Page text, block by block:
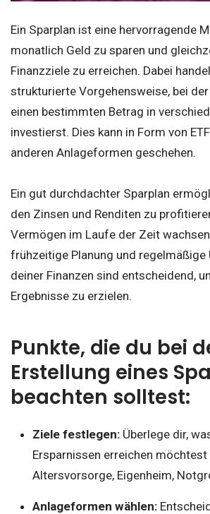
Ein Sparplan ist eine hervorragende
monatlich Geld zu sparen und
Finanzziele zu erreichen. Dabei
strukturierte Vorgehensweise, bei
einen bestimmten Betrag in
investierst. Dies kann in Form von
anderen Anlageformen geschehen.
Ein gut durchdachter Sparplan
den Zinsen und Renditen zu
Vermögen im Laufe der Zeit
frühzeitige Planung und regelmäßige
deiner Finanzen sind entscheidend,
Ergebnisse zu erzielen.
Punkte, die du bei
Erstellung eines
beachten solltest:
Ziele festlegen:Überlege dir,
Ersparnissen erreichen möchtest
Altersvorsorge, Eigenheim,
Anlageformen wählen: